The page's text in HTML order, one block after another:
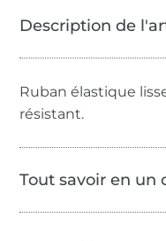
Ruban élastique
résistant.
Tout savoir en un